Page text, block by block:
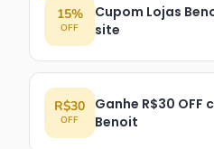
15%
OFF
Cupom Lojas
site
R$30
OFF
Ganhe R$30 OFF
Benoit